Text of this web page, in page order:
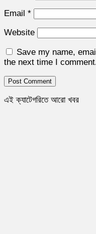
Email *
Website
Save my name,
the next time I
এই ক্যাটেগরিতে আরো খবর